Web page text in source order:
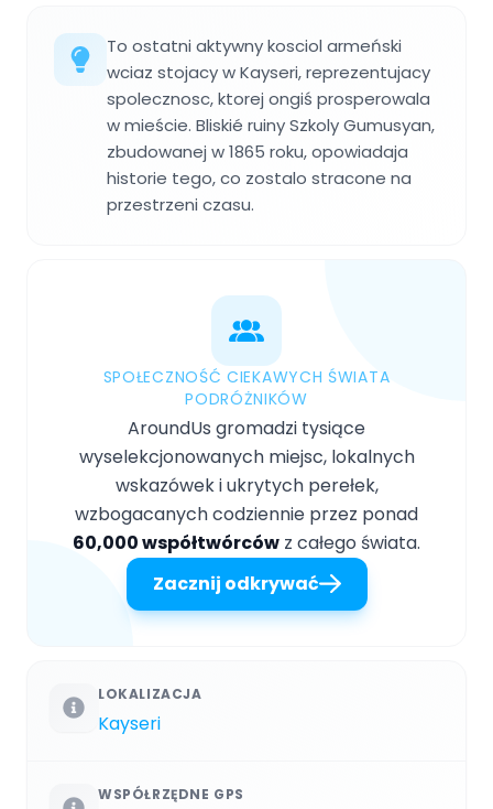
To ostatni aktywny kosciol armeński
wciaz stojacy w Kayseri, reprezentujacy
spolecznosc, ktorej ongiś prosperowala
w mieście. Bliskié ruiny Szkoly Gumusyan,
zbudowanej w 1865 roku, opowiadaja
historie tego, co zostalo stracone na
przestrzeni czasu.
SPOŁECZNOŚĆ CIEKAWYCH ŚWIATA
PODRÓŻNIKÓW
AroundUs gromadzi tysiące
wyselekcjonowanych miejsc, lokalnych
wskazówek i ukrytych perełek,
wzbogacanych codziennie przez ponad
60,000 współtwórców z całego świata.
Zacznij odkrywać
LOKALIZACJA
Kayseri
WSPÓŁRZĘDNE GPS